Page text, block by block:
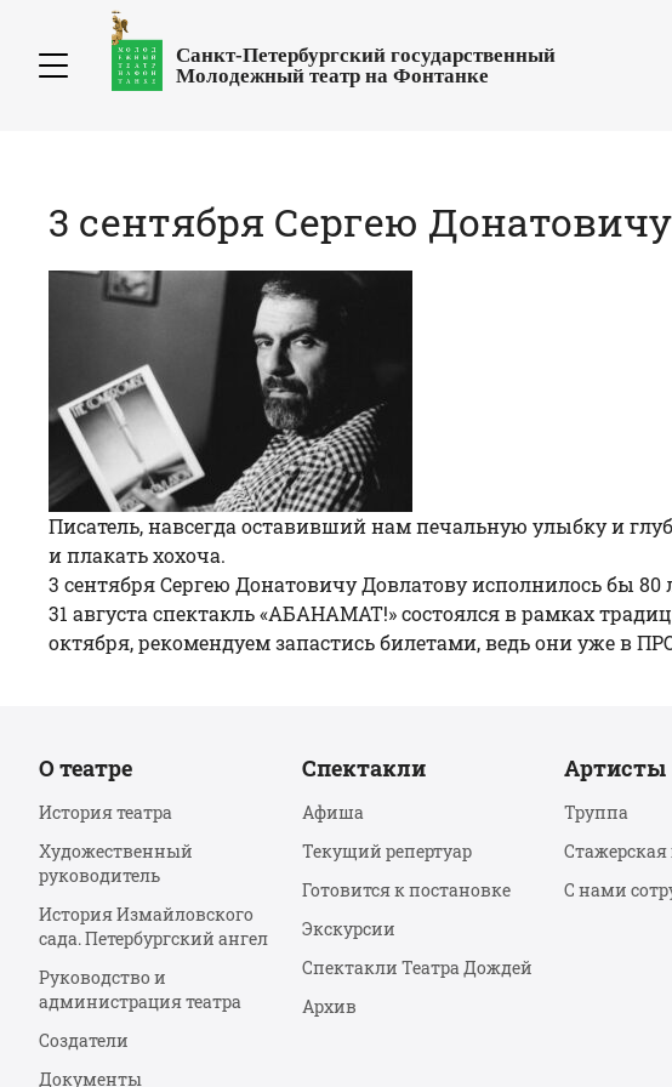
Санкт-Петербургский государственный
Молодежный театр на Фонтанке
3 сентября Сергею
Писатель, навсегда оставивший нам печальную улыбку и
и плакать хохоча.
3 сентября Сергею Донатовичу Довлатову исполнилось бы 80
31 августа спектакль «АБАНАМАТ!» состоялся в рамках
октября, рекомендуем запастись билетами, ведь они ужев
О театре
История театра
Художественный
руководитель
История Измайловского
сада. Петербургский ангел
Руководство и
администрация театра
Создатели
Документы
Спектакли
Афиша
Текущий репертуар
Готовится к постановке
Экскурсии
Спектакли Театра Дождей
Архив
Артисты
Труппа
Стажерская
С нами